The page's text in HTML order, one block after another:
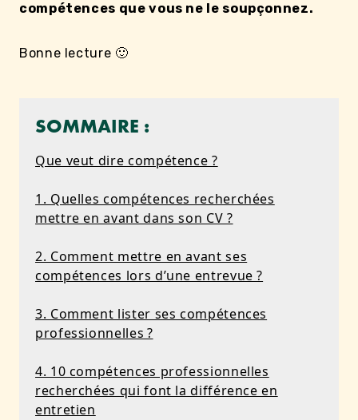
compétences que vous ne le soupçonnez.
Bonne lecture 🙂
SOMMAIRE :
Que veut dire compétence ?
1. Quelles compétences recherchées
mettre en avant dans son CV ?
2. Comment mettre en avant ses
compétences lors d’une entrevue ?
3. Comment lister ses compétences
professionnelles ?
4. 10 compétences professionnelles
recherchées qui font la différence en
entretien